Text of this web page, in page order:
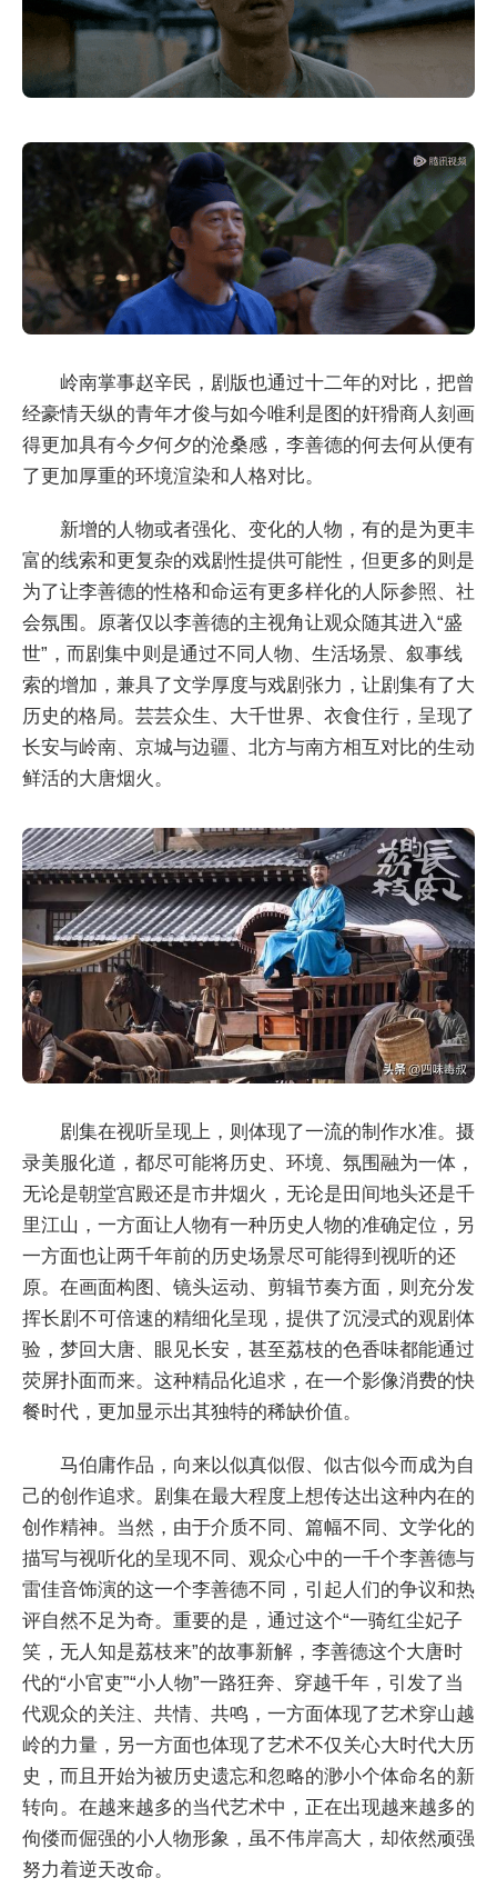
岭南掌事赵辛民，剧版也通过十二年的对比，把曾
经豪情天纵的青年才俊与如今唯利是图的奸猾商人刻画
得更加具有今夕何夕的沧桑感，李善德的何去何从便有
了更加厚重的环境渲染和人格对比。
新增的人物或者强化、变化的人物，有的是为更丰
富的线索和更复杂的戏剧性提供可能性，但更多的则是
为了让李善德的性格和命运有更多样化的人际参照、社
会氛围。原著仅以李善德的主视角让观众随其进入“盛
世”，而剧集中则是通过不同人物、生活场景、叙事线
索的增加，兼具了文学厚度与戏剧张力，让剧集有了大
历史的格局。芸芸众生、大千世界、衣食住行，呈现了
长安与岭南、京城与边疆、北方与南方相互对比的生动
鲜活的大唐烟火。
剧集在视听呈现上，则体现了一流的制作水准。摄
录美服化道，都尽可能将历史、环境、氛围融为一体，
无论是朝堂宫殿还是市井烟火，无论是田间地头还是千
里江山，一方面让人物有一种历史人物的准确定位，另
一方面也让两千年前的历史场景尽可能得到视听的还
原。在画面构图、镜头运动、剪辑节奏方面，则充分发
挥长剧不可倍速的精细化呈现，提供了沉浸式的观剧体
验，梦回大唐、眼见长安，甚至荔枝的色香味都能通过
荧屏扑面而来。这种精品化追求，在一个影像消费的快
餐时代，更加显示出其独特的稀缺价值。
马伯庸作品，向来以似真似假、似古似今而成为自
己的创作追求。剧集在最大程度上想传达出这种内在的
创作精神。当然，由于介质不同、篇幅不同、文学化的
描写与视听化的呈现不同、观众心中的一千个李善德与
雷佳音饰演的这一个李善德不同，引起人们的争议和热
评自然不足为奇。重要的是，通过这个“一骑红尘妃子
笑，无人知是荔枝来”的故事新解，李善德这个大唐时
代的“小官吏”“小人物”一路狂奔、穿越千年，引发了当
代观众的关注、共情、共鸣，一方面体现了艺术穿山越
岭的力量，另一方面也体现了艺术不仅关心大时代大历
史，而且开始为被历史遗忘和忽略的渺小个体命名的新
转向。在越来越多的当代艺术中，正在出现越来越多的
佝偻而倔强的小人物形象，虽不伟岸高大，却依然顽强
努力着逆天改命。